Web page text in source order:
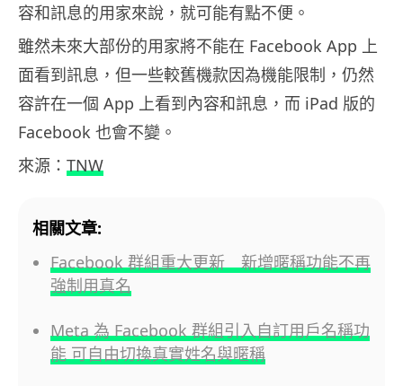
容和訊息的用家來說，就可能有點不便。
雖然未來大部份的用家將不能在 Facebook App 上
面看到訊息，但一些較舊機款因為機能限制，仍然
容許在一個 App 上看到內容和訊息，而 iPad 版的
Facebook 也會不變。
來源： TNW
相關文章:
Facebook 群組重大更新 新增暱稱功能不再
強制用真名
Meta 為 Facebook 群組引入自訂用戶名稱功
能 可自由切換真實姓名與暱稱